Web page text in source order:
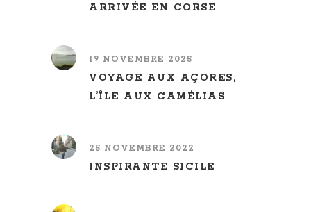
ARRIVÉE EN CORSE
19 NOVEMBRE 2025
VOYAGE AUX AÇORES,
L’ÎLE AUX CAMÉLIAS
25 NOVEMBRE 2022
INSPIRANTE SICILE